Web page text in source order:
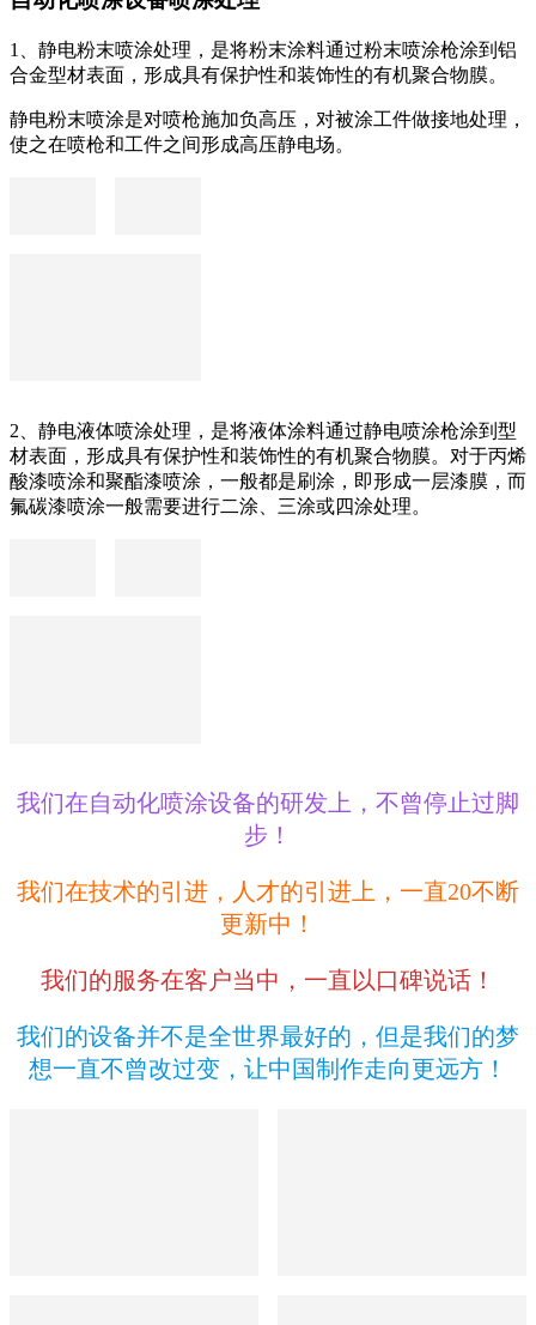
1、静电粉末喷涂处理，是将粉末涂料通过粉末喷涂枪涂到铝
合金型材表面，形成具有保护性和装饰性的有机聚合物膜。
静电粉末喷涂是对喷枪施加负高压，对被涂工件做接地处理，
使之在喷枪和工件之间形成高压静电场。
2、静电液体喷涂处理，是将液体涂料通过静电喷涂枪涂到型
材表面，形成具有保护性和装饰性的有机聚合物膜。对于丙烯
酸漆喷涂和聚酯漆喷涂，一般都是刷涂，即形成一层漆膜，而
氟碳漆喷涂一般需要进行二涂、三涂或四涂处理。
我们在自动化喷涂设备的研发上，不曾停止过脚
步！
我们在技术的引进，人才的引进上，一直20不断
更新中！
我们的服务在客户当中，一直以口碑说话！
我们的设备并不是全世界最好的，但是我们的梦
想一直不曾改过变，让中国制作走向更远方！